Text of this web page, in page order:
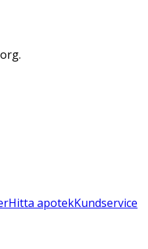
Hitta apotekKundservice